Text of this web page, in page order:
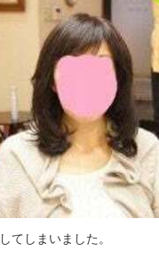
てしまいました。